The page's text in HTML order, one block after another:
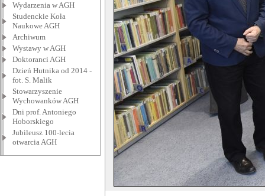
Wydarzenia w AGH
Studenckie Koła
Naukowe AGH
Archiwum
Wystawy w AGH
Doktoranci AGH
Dzień Hutnika od 2014 -
fot. S. Malik
Stowarzyszenie
Wychowanków AGH
Dni prof. Antoniego
Hoborskiego
Jubileusz 100-lecia
otwarcia AGH